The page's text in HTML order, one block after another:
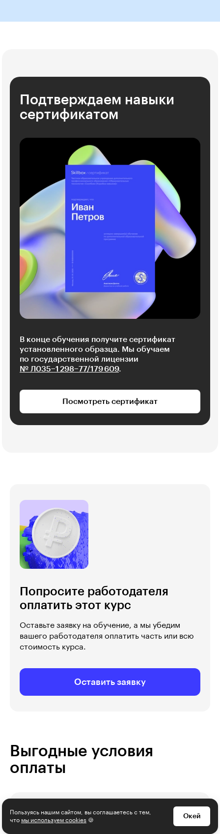
Подтверждаем навыки
сертификатом
В конце обучения получите сертификат
установленного образца. Мы обучаем
по государственной лицензии
№ Л035−1 298−77/179 609.
Посмотреть сертификат
Попросите работодателя
оплатить этот курс
Оставьте заявку на обучение, а мы убедим
вашего работодателя оплатить часть или всю
стоимость курса.
Оставить заявку
Выгодные условия
оплаты
Пользуясь нашим сайтом, вы соглашаетесь с тем,
что мы используем cookies 🍪
Окей